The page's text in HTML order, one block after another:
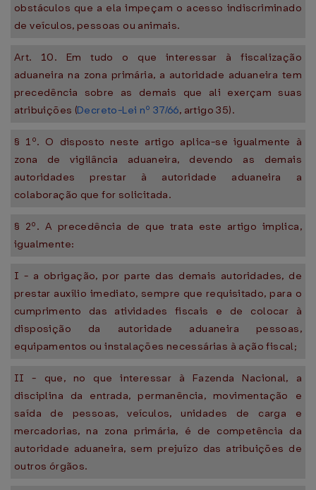
obstáculos que a ela impeçam o acesso indiscriminado
de veículos, pessoas ou animais.
Art. 10. Em tudo o que interessar à fiscalização
aduaneira na zona primária, a autoridade aduaneira tem
precedência sobre as demais que ali exerçam suas
atribuições (Decreto-Lei nº 37/66, artigo 35).
§ 1º. O disposto neste artigo aplica-se igualmente à
zona de vigilância aduaneira, devendo as demais
autoridades prestar à autoridade aduaneira a
colaboração que for solicitada.
§ 2º. A precedência de que trata este artigo implica,
igualmente:
I - a obrigação, por parte das demais autoridades, de
prestar auxílio imediato, sempre que requisitado, para o
cumprimento das atividades fiscais e de colocar à
disposição da autoridade aduaneira pessoas,
equipamentos ou instalações necessárias à ação fiscal;
II - que, no que interessar à Fazenda Nacional, a
disciplina da entrada, permanência, movimentação e
saída de pessoas, veículos, unidades de carga e
mercadorias, na zona primária, é de competência da
autoridade aduaneira, sem prejuízo das atribuições de
outros órgãos.